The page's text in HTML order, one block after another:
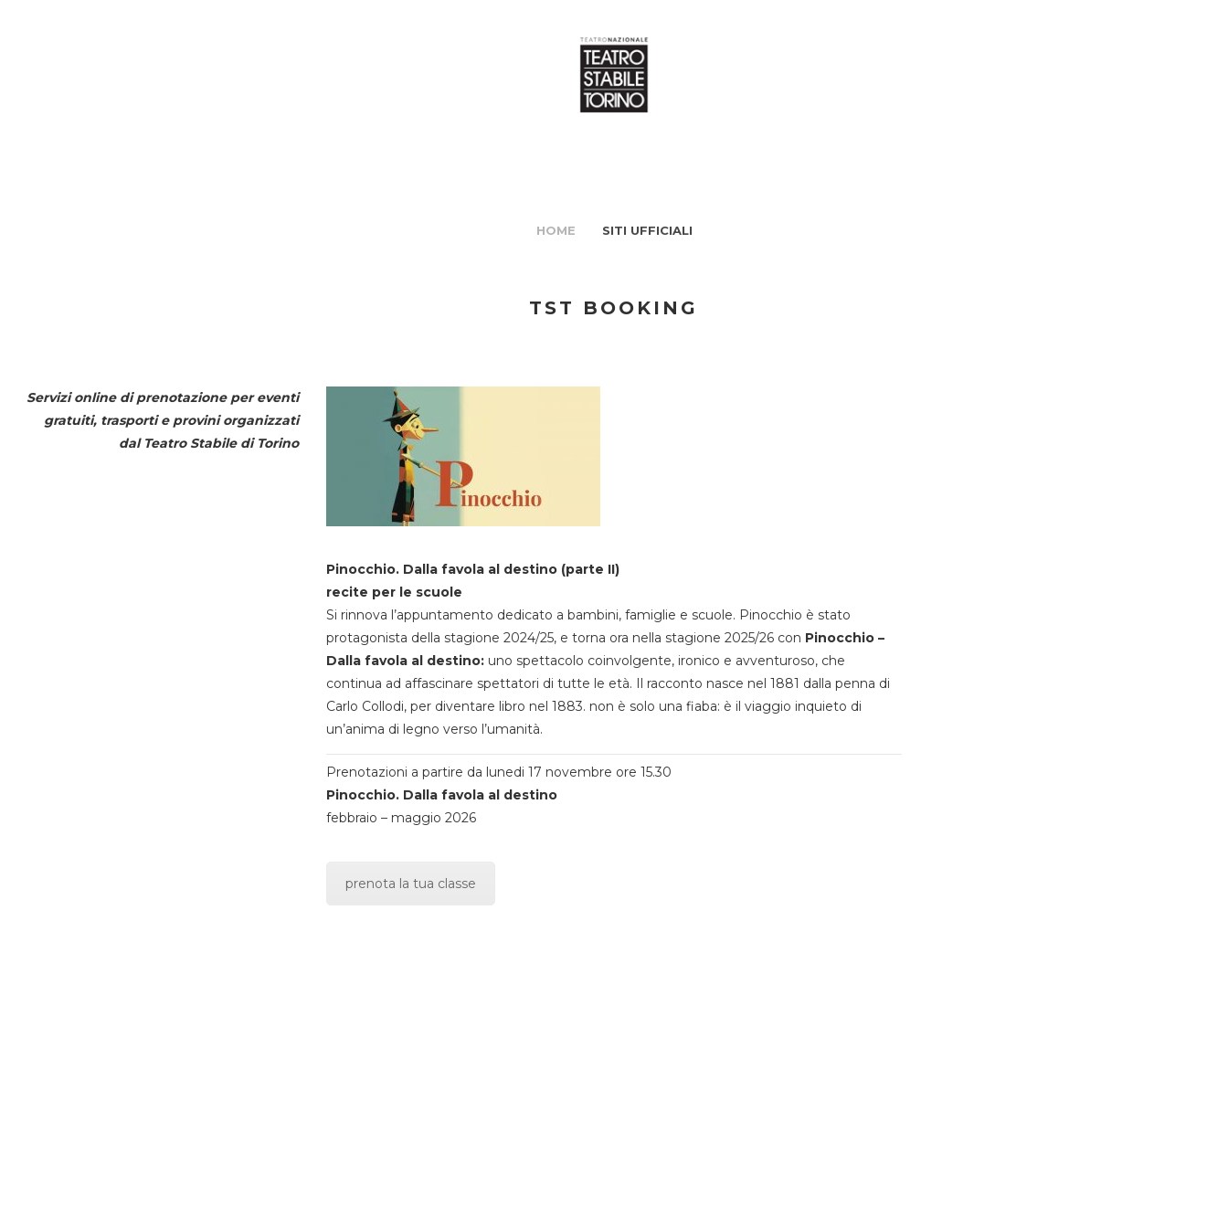
HOME SITI UFFICIALI
TST BOOKING
Servizi online di prenotazione per eventi
gratuiti, trasporti e provini organizzati
dal Teatro Stabile di Torino
Pinocchio. Dalla favola al destino (parte II)
recite per le scuole
Si rinnova l’appuntamento dedicato a bambini, famiglie e scuole. Pinocchio è stato
protagonista della stagione 2024/25, e torna ora nella stagione 2025/26 con Pinocchio –
Dalla favola al destino:uno spettacolo coinvolgente, ironico e avventuroso, che
continua ad affascinare spettatori di tutte le età. Il racconto nasce nel 1881 dalla penna di
Carlo Collodi, per diventare libro nel 1883. non è solo una fiaba: è il viaggio inquieto di
un’anima di legno verso l’umanità.
Prenotazioni a partire da lunedi 17 novembre ore 15.30
Pinocchio. Dalla favola al destino
febbraio – maggio 2026
prenota la tua classe